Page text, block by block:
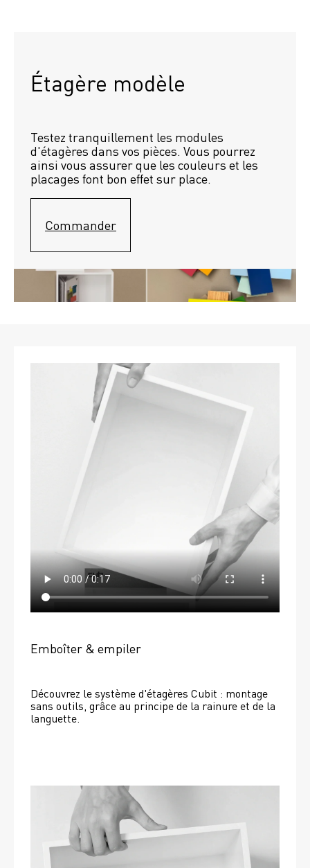
Étagère modèle
Testez tranquillement les modules
d'étagères dans vos pièces. Vous pourrez
ainsi vous assurer que les couleurs et les
placages font bon effet sur place.
Commander
Emboîter & empiler
Découvrez le système d'étagères Cubit : montage
sans outils, grâce au principe de la rainure et de la
languette.